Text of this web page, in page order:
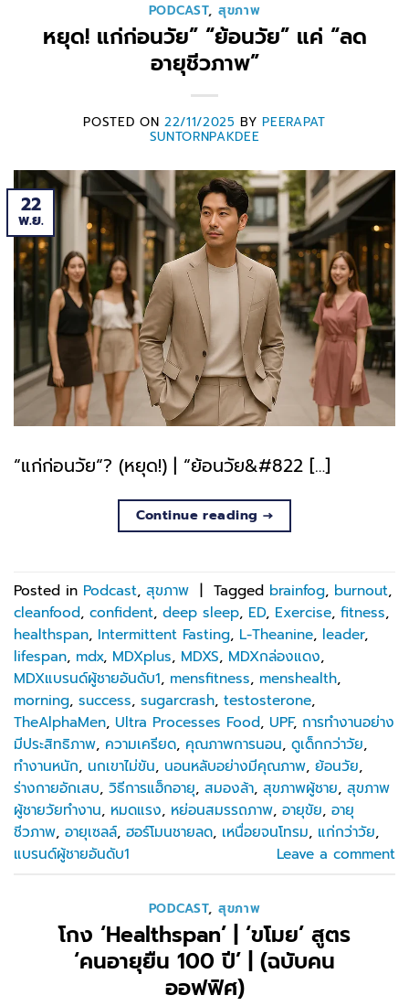
PODCAST, สุขภาพ
หยุด! แก่ก่อนวัย” “ย้อนวัย” แค่ “ลด
อายุชีวภาพ”
POSTED ON 22/11/2025 BYPEERAPAT
SUNTORNPAKDEE
22
พ.ย.
“แก่ก่อนวัย“? (หยุด!) | “ย้อนวัย&#822 […]
Continue reading →
Posted in Podcast, สุขภาพ | Tagged brainfog, burnout,
cleanfood, confident, deep sleep, ED, Exercise, fitness,
healthspan, Intermittent Fasting, L-Theanine, leader,
lifespan, mdx, MDXplus, MDXS, MDXกล่องแดง,
MDXแบรนด์ผู้ชายอันดับ1, mensfitness, menshealth,
morning, success, sugarcrash, testosterone,
TheAlphaMen, Ultra Processes Food, UPF, การทำงานอย่าง
มีประสิทธิภาพ, ความเครียด, คุณภาพการนอน, ดูเด็กกว่าวัย,
ทำงานหนัก, นกเขาไม่ขัน, นอนหลับอย่างมีคุณภาพ, ย้อนวัย,
ร่างกายอักเสบ, วิธีการแฮ็กอายุ, สมองล้า, สุขภาพผู้ชาย, สุขภาพ
ผู้ชายวัยทำงาน, หมดแรง, หย่อนสมรรถภาพ, อายุขัย, อายุ
ชีวภาพ, อายุเซลล์, ฮอร์โมนชายลด, เหนื่อยจนโทรม, แก่กว่าวัย,
แบรนด์ผู้ชายอันดับ1
Leave a comment
PODCAST, สุขภาพ
โกง ‘Healthspan’ | ‘ขโมย’ สูตร
‘คนอายุยืน 100 ปี’ | (ฉบับคน
ออฟฟิศ)